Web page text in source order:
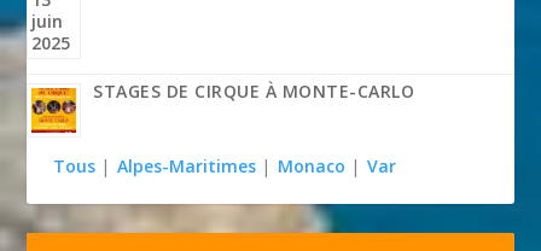
STAGES DE CIRQUE À MONTE-CARLO
Tous | Alpes-Maritimes | Monaco | Var